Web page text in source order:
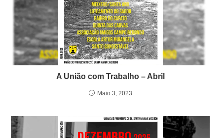
A União com Trabalho – Abril
Maio 3, 2023